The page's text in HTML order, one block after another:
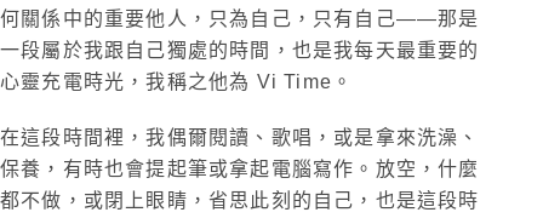
何關係中的重要他人，只為自己，只有自己——那是
一段屬於我跟自己獨處的時間，也是我每天最重要的
心靈充電時光，我稱之他為 Vi Time。
在這段時間裡，我偶爾閱讀、歌唱，或是拿來洗澡、
保養，有時也會提起筆或拿起電腦寫作。放空，什麼
都不做，或閉上眼睛，省思此刻的自己，也是這段時